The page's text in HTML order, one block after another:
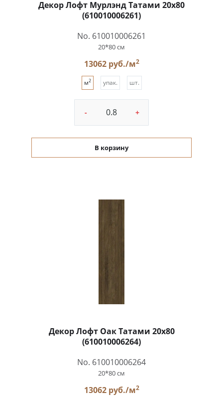
Декор Лофт Мурлэнд Татами 20x80
(610010006261)
No. 610010006261
20*80 см
13062 руб./м2
м2 упак. шт.
- +
В корзину
Декор Лофт Оак Татами 20x80
(610010006264)
No. 610010006264
20*80 см
13062 руб./м2